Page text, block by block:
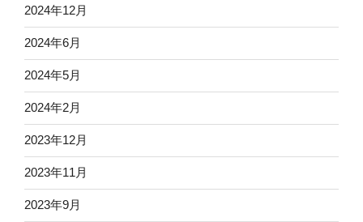
2024年12月
2024年6月
2024年5月
2024年2月
2023年12月
2023年11月
2023年9月